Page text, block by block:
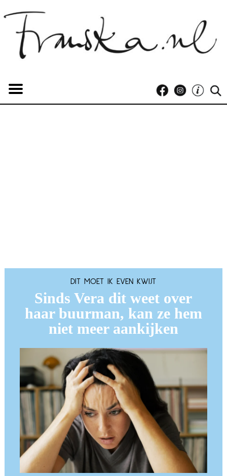
DIT MOET IK EVEN KWIJT
Sinds Vera dit weet over
haar buurman, kan ze hem
niet meer aankijken